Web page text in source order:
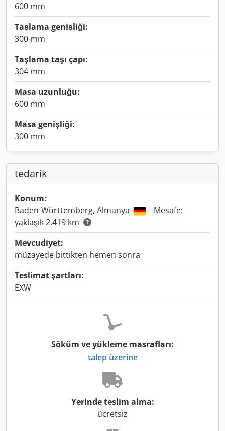
600 mm
Taşlama genişliği:
300 mm
Taşlama taşı çapı:
304 mm
Masa uzunluğu:
600 mm
Masa genişliği:
300 mm
tedarik
Konum:
Baden-Württemberg, Almanya
– Mesafe:
yaklaşık 2.419 km
Mevcudiyet:
müzayede bittikten hemen sonra
Teslimat şartları:
EXW
Söküm ve yükleme masrafları:
talep üzerine
Yerinde teslim alma:
ücretsiz